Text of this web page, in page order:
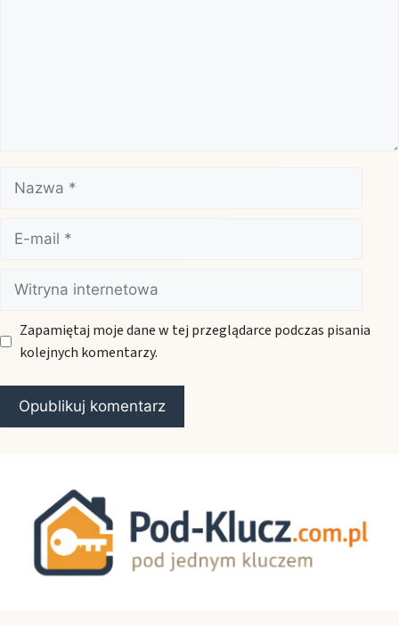
Nazwa
mail
Witryna
internetowa
Zapamiętaj moje dane w tej przeglądarce podczas pisania
kolejnych komentarzy.